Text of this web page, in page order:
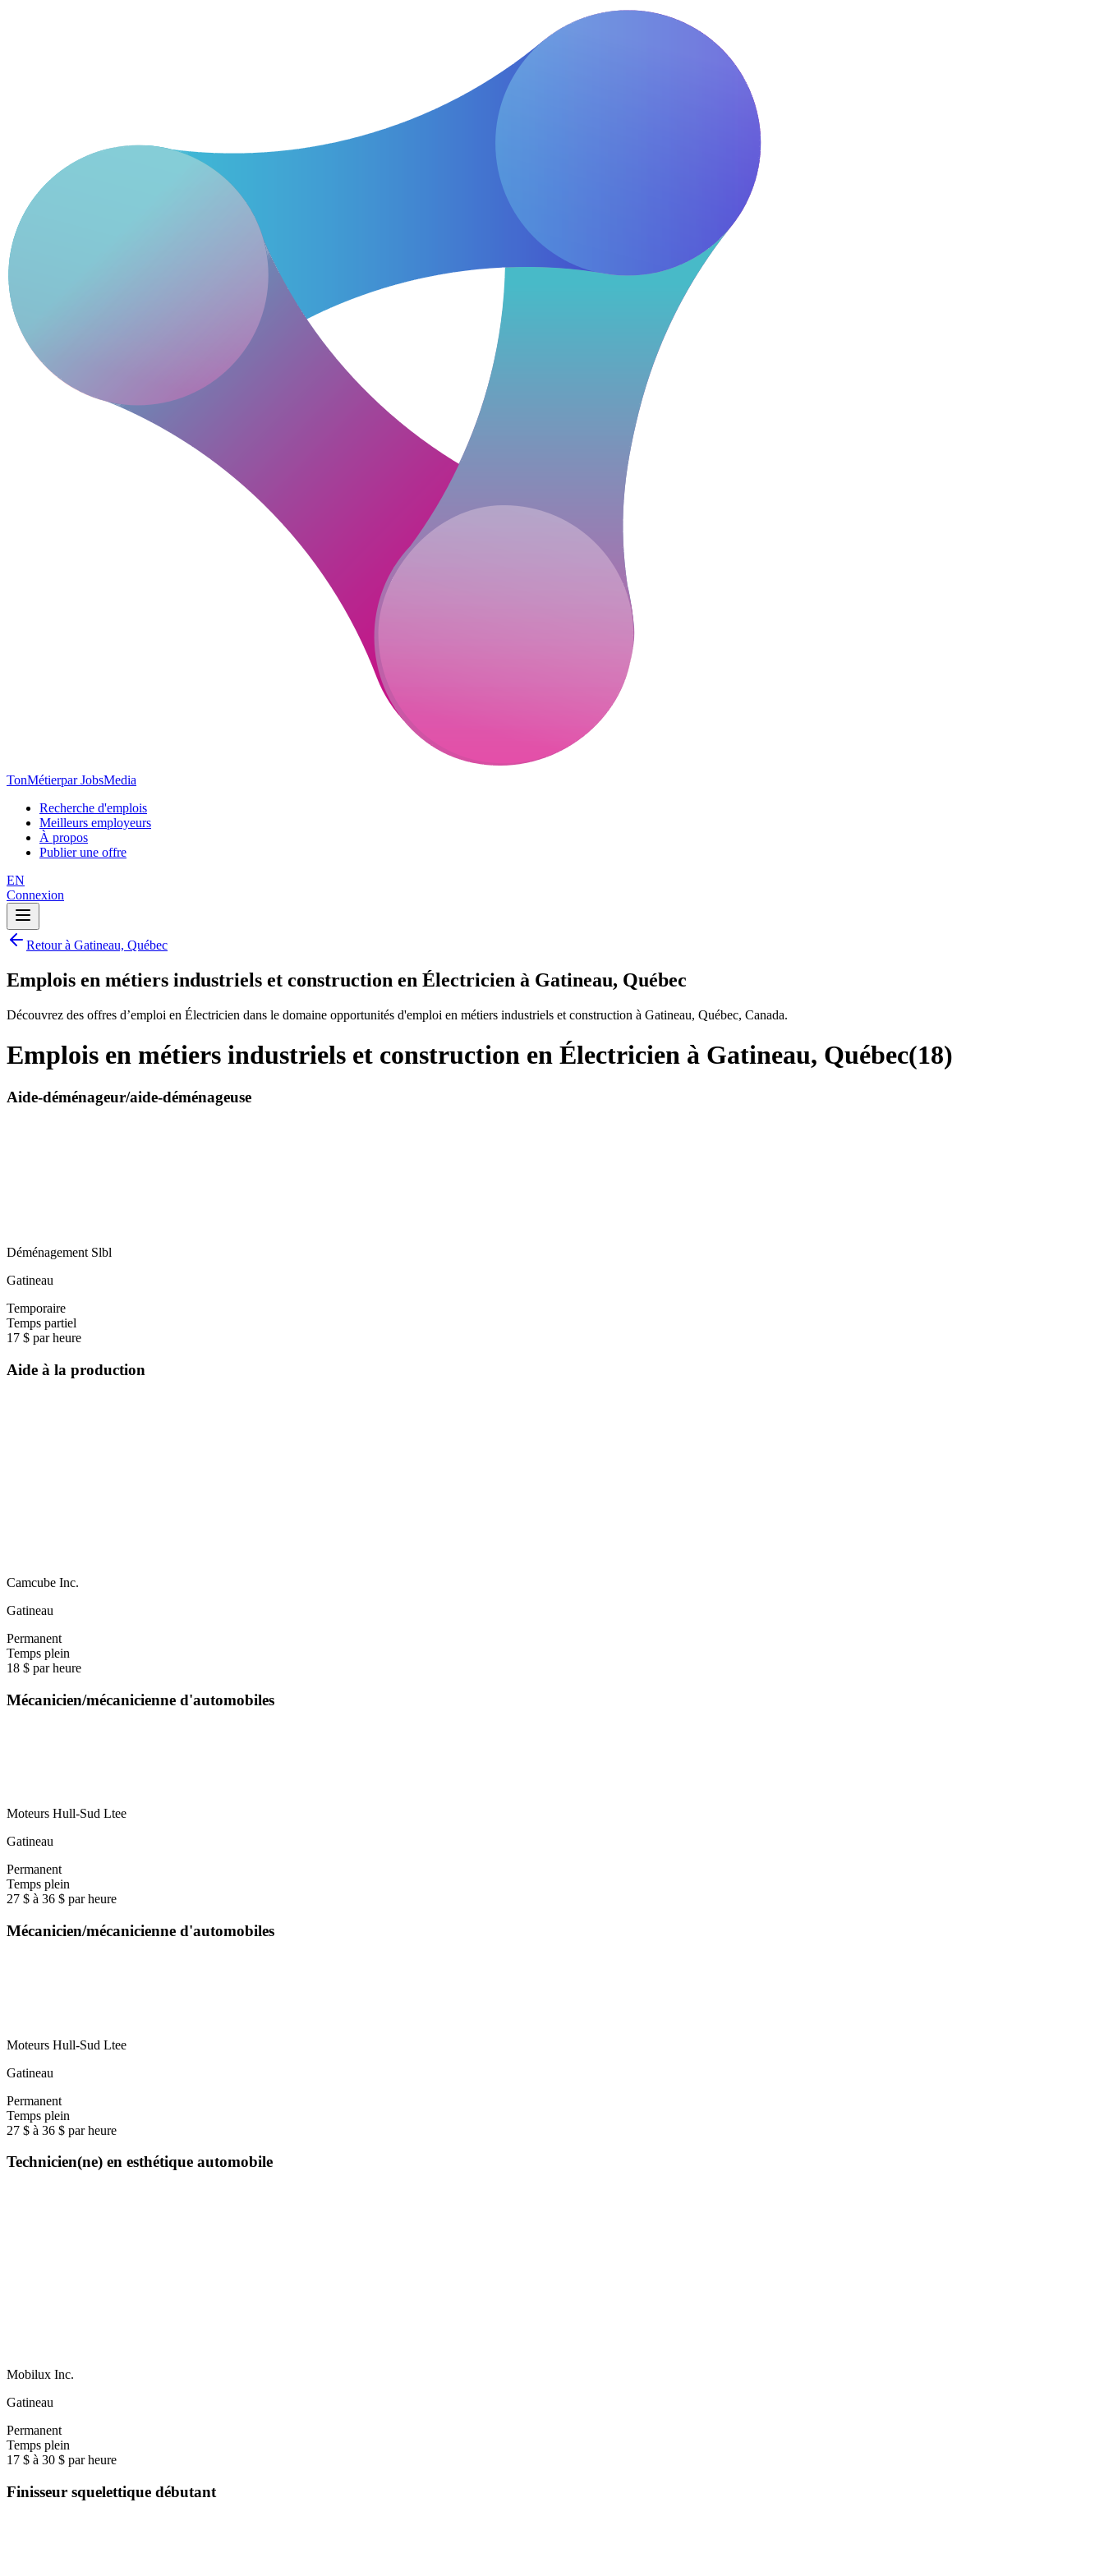
TonMétierpar JobsMedia
Recherche d'emplois
Meilleurs employeurs
À propos
Publier une offre
EN
Connexion
Retour à Gatineau, Québec
Emplois en métiers industriels et construction en Électricien à Gatineau, Québec
Découvrez des offres d’emploi en Électricien dans le domaine opportunités d'emploi en métiers industriels et construction à Gatineau, Québec, Canada.
Emplois en métiers industriels et construction en Électricien à Gatineau, Québec(18)
Aide-déménageur/aide-déménageuse
Déménagement Slbl
Gatineau
Temporaire
Temps partiel
17 $ par heure
Aide à la production
Camcube Inc.
Gatineau
Permanent
Temps plein
18 $ par heure
Mécanicien/mécanicienne d'automobiles
Moteurs Hull-Sud Ltee
Gatineau
Permanent
Temps plein
27 $ à 36 $ par heure
Mécanicien/mécanicienne d'automobiles
Moteurs Hull-Sud Ltee
Gatineau
Permanent
Temps plein
27 $ à 36 $ par heure
Technicien(ne) en esthétique automobile
Mobilux Inc.
Gatineau
Permanent
Temps plein
17 $ à 30 $ par heure
Finisseur squelettique débutant